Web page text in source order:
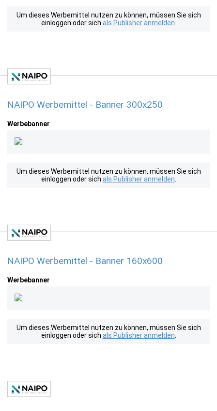
Um dieses Werbemittel nutzen zu können, müssen Sie sich
einloggen oder sich als Publisher anmelden
NAIPO Werbemittel - Banner 300x250
Werbebanner
Um dieses Werbemittel nutzen zu können, müssen Sie sich
einloggen oder sich als Publisher anmelden
NAIPO Werbemittel - Banner 160x600
Werbebanner
Um dieses Werbemittel nutzen zu können, müssen Sie sich
einloggen oder sich als Publisher anmelden